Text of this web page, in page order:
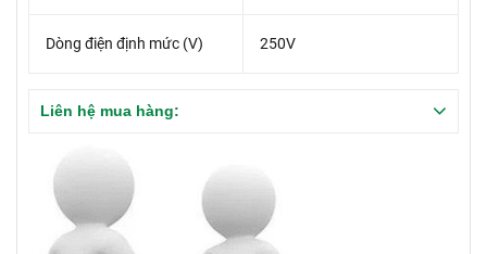
Dòng điện định mức (V) 250V
Liên hệ mua hàng: